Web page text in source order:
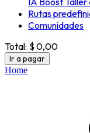
Rutas
Comunidades
Total: $ 0,00
Ir a pagar
Home